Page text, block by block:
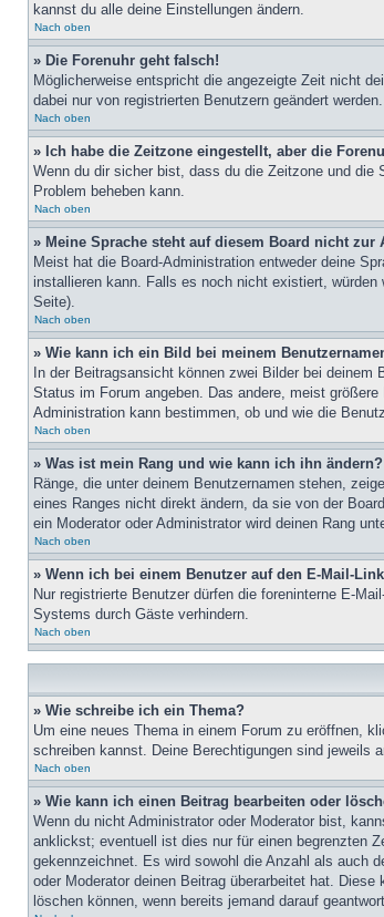
kannst du alle deine Einstellungen ändern.
Nach oben
» Die Forenuhr geht falsch!
Möglicherweise entspricht die angezeigte Zeit nicht
dabei nur von registrierten Benutzern geändert
Nach oben
» Ich habe die Zeitzone eingestellt, aber die
Wenn du dir sicher bist, dass du die Zeitzone und
Problem beheben kann.
Nach oben
» Meine Sprache steht auf diesem Board nicht zur
Meist hat die Board-Administration entweder deine
installieren kann. Falls es noch nicht existiert,
Seite).
Nach oben
» Wie kann ich ein Bild bei meinem
In der Beitragsansicht können zwei Bilder bei
Status im Forum angeben. Das andere, meist
Administration kann bestimmen, ob und wie die
Nach oben
» Was ist mein Rang und wie kann ich ihn ändern?
Ränge, die unter deinem Benutzernamen stehen,
eines Ranges nicht direkt ändern, da sie von der
ein Moderator oder Administrator wird deinen Rang
Nach oben
» Wenn ich bei einem Benutzer auf den E-Mail-
Nur registrierte Benutzer dürfen die foreninterne E-
Systems durch Gäste verhindern.
Nach oben
» Wie schreibe ich ein Thema?
Um eine neues Thema in einem Forum zu eröffnen,
schreiben kannst. Deine Berechtigungen sind jeweils
Nach oben
» Wie kann ich einen Beitrag bearbeiten oder
Wenn du nicht Administrator oder Moderator bist,
anklickst; eventuell ist dies nur für einen begrenzten
gekennzeichnet. Es wird sowohl die Anzahl als auch
oder Moderator deinen Beitrag überarbeitet hat.
löschen können, wenn bereits jemand darauf